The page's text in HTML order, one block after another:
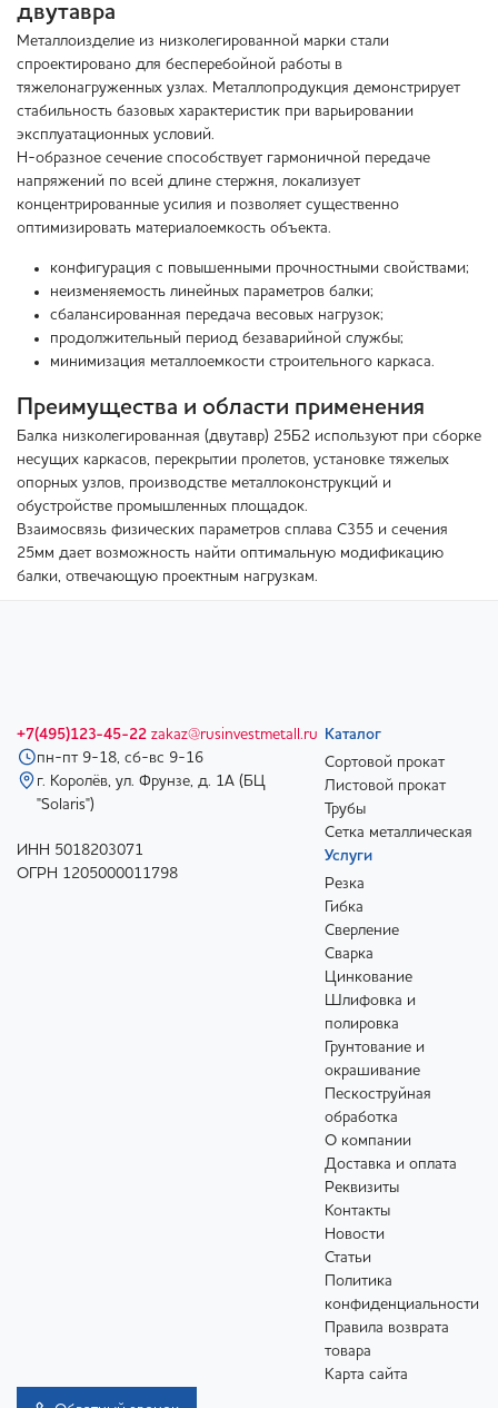
двутавра
Металлоизделие из низколегированной марки стали
спроектировано для бесперебойной работы в
тяжелонагруженных узлах. Металлопродукция демонстрирует
стабильность базовых характеристик при варьировании
эксплуатационных условий.
Н-образное сечение способствует гармоничной передаче
напряжений по всей длине стержня, локализует
концентрированные усилия и позволяет существенно
оптимизировать материалоемкость объекта.
конфигурация с повышенными прочностными свойствами;
неизменяемость линейных параметров балки;
сбалансированная передача весовых нагрузок;
продолжительный период безаварийной службы;
минимизация металлоемкости строительного каркаса.
Преимущества и области применения
Балка низколегированная (двутавр) 25Б2 используют при сборке
несущих каркасов, перекрытии пролетов, установке тяжелых
опорных узлов, производстве металлоконструкций и
обустройстве промышленных площадок.
Взаимосвязь физических параметров сплава С355 и сечения
25мм дает возможность найти оптимальную модификацию
балки, отвечающую проектным нагрузкам.
+7(495)123-45-22 zakaz@rusinvestmetall.ru
пн-пт 9-18, сб-вс 9-16
г. Королёв, ул. Фрунзе, д. 1А (БЦ
"Solaris")
ИНН 5018203071
ОГРН 1205000011798
Каталог
Сортовой прокат
Листовой прокат
Трубы
Сетка металлическая
Услуги
Резка
Гибка
Сверление
Сварка
Цинкование
Шлифовка и
полировка
Грунтование и
окрашивание
Пескоструйная
обработка
О компании
Доставка и оплата
Реквизиты
Контакты
Новости
Статьи
Политика
конфиденциальности
Правила возврата
товара
Карта сайта